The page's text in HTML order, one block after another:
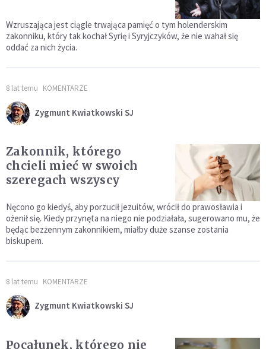
Wzruszająca jest ciągle trwająca pamięć o tym holenderskim
zakonniku, który tak kochał Syrię i Syryjczyków, że nie wahał się
oddać za nich życia.
8 lat temu KOMENTARZE
Zygmunt Kwiatkowski SJ
Zakonnik, którego
chcieli mieć w swoich
szeregach wszyscy
Nęcono go kiedyś, aby porzucił jezuitów, wrócił do prawosławia i
ożenił się. Kiedy przynęta na niego nie podziałała, sugerowano mu, że
będąc bezżennym zakonnikiem, miałby duże szanse zostania
biskupem.
8 lat temu KOMENTARZE
Zygmunt Kwiatkowski SJ
Pocałunek, którego nie